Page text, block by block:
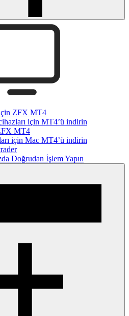
ZFX MT4
için MT4’ü indirin
MT4
için Mac MT4’ü indirin
Doğrudan İşlem Yapın